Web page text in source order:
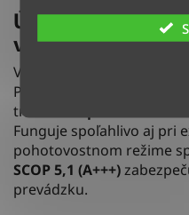
Úsporné kúrenie
veľké miestnosti
Vysoká účinnosť a
Power ALFA WIFI V1 –
triedu
Funguje spoľahlivo aj pri
pohotovostnom režime
SCOP 5,1 (A+++)
prevádzku.